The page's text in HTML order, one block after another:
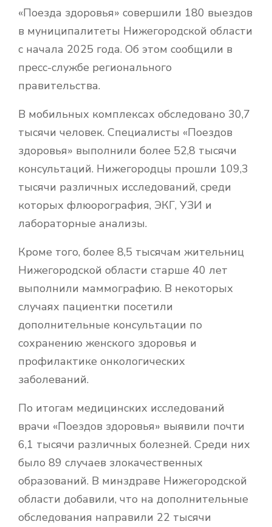
«Поезда здоровья» совершили 180 выездов
в муниципалитеты Нижегородской области
с начала 2025 года. Об этом сообщили в
пресс-службе регионального
правительства.
В мобильных комплексах обследовано 30,7
тысячи человек. Специалисты «Поездов
здоровья» выполнили более 52,8 тысячи
консультаций. Нижегородцы прошли 109,3
тысячи различных исследований, среди
которых флюорография, ЭКГ, УЗИ и
лабораторные анализы.
Кроме того, более 8,5 тысячам жительниц
Нижегородской области старше 40 лет
выполнили маммографию. В некоторых
случаях пациентки посетили
дополнительные консультации по
сохранению женского здоровья и
профилактике онкологических
заболеваний.
По итогам медицинских исследований
врачи «Поездов здоровья» выявили почти
6,1 тысячи различных болезней. Среди них
было 89 случаев злокачественных
образований. В минздраве Нижегородской
области добавили, что на дополнительные
обследования направили 22 тысячи